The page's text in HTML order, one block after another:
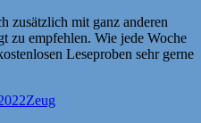
zusätzlich mit ganz anderen
zu empfehlen. Wie jede Woche
Leseproben sehr gerne
Kategorien
Zeug